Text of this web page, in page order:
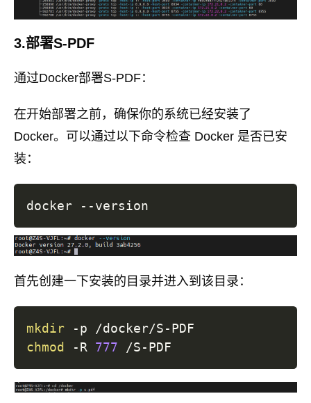
3.部署S-PDF
通过Docker部署S-PDF：
在开始部署之前，确保你的系统已经安装了
Docker。可以通过以下命令检查 Docker 是否已安
装：
首先创建一下安装的目录并进入到该目录：
mkdir
chmod
-R 777